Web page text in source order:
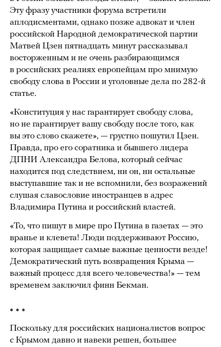
Эту фразу участники форума встретили
аплодисментами, однако позже адвокат и член
российской Народной демократической партии
Матвей Цзен пятнадцать минут рассказывал
восторженным и не очень разбирающимся
в российских реалиях европейцам про мнимую
свободу слова в России и уголовные дела по 282-й
статье.
«Конституция у нас гарантирует свободу слова,
но не гарантирует вашу свободу после того, как
вы это слово скажете», — грустно пошутил Цзен.
Правда, про его соратника и бывшего лидера
ДПНИ Александра Белова, который сейчас
находится под следствием, ни он, ни остальные
выступавшие так и не вспомнили, без возражений
слушая славословие иностранцев в адрес
Владимира Путина и российский властей.
«То, что пишут в мире про Путина в газетах — это
вранье и клевета! Люди поддерживают Россию,
которая защищает самые важные ценности везде!
Демократический путь возвращения Крыма —
важный процесс для всего человечества!» — тем
временем заключил финн Бекман.
* * *
Поскольку для российских националистов вопрос
с Крымом давно и навеки решен, большее